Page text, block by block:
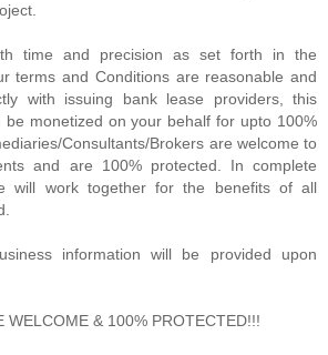
time and precision as set forth in the
terms and Conditions are reasonable and
with issuing bank lease providers, this
be monetized on your behalf for upto 100%
Consultants/Brokers are welcome to
and are 100% protected. In complete
will work together for the benefits of all
information will be provided upon
WELCOME & 100% PROTECTED!!!